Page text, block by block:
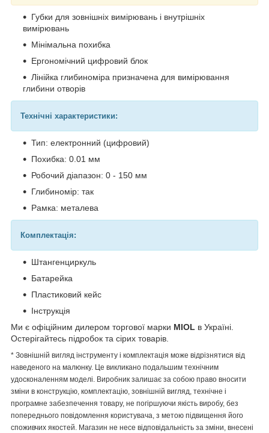
Губки для зовнішніх вимірювань і внутрішніх
вимірювань
Мінімальна похибка
Ергономічний цифровий блок
Лінійка глибиноміра призначена для вимірювання
глибини отворів
Технічні характеристики:
Тип: електронний (цифровий)
Похибка: 0.01 мм
Робочий діапазон: 0 - 150 мм
Глибиномір: так
Рамка: металева
Комплектація:
Штангенциркуль
Батарейка
Пластиковий кейс
Інструкція
Ми є офіційним дилером торгової марки MIOL в Україні.
Остерігайтесь підробок та сірих товарів.
* Зовнішній вигляд інструменту і комплектація може відрізнятися від
наведеного на малюнку. Це викликано подальшим технічним
удосконаленням моделі. Виробник залишає за собою право вносити
зміни в конструкцію, комплектацію, зовнішній вигляд, технічне і
програмне забезпечення товару, не погіршуючи якість виробу, без
попереднього повідомлення користувача, з метою підвищення його
споживчих якостей. Магазин не несе відповідальність за зміни, внесені